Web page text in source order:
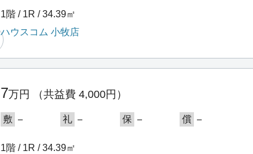
1階 / 1R / 34.39㎡
ハウスコム 小牧店
7万円 （共益費 4,000円）
敷 － 礼 － 保 － 償 －
1階 / 1R / 34.39㎡